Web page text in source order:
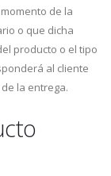
de la
o que dicha
producto o el tipo
al cliente
la entrega.